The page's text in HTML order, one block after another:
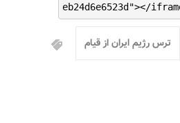
eb24d6e6523d"></
ترس رژیم ایران از قیام